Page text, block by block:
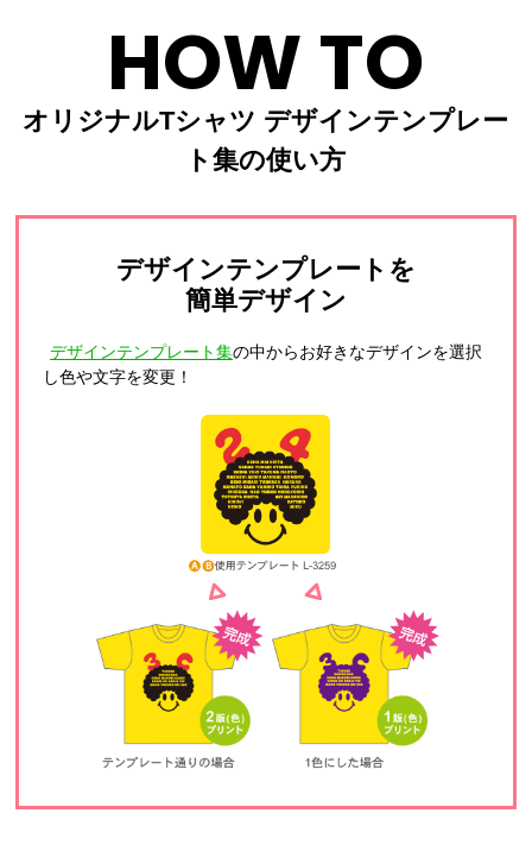
HOW TO
オリジナルTシャツ デザインテンプレー
ト集の使い方
デザインテンプレートを
簡単デザイン
デザインテンプレート集の中からお好きなデザインを選択
し色や文字を変更！